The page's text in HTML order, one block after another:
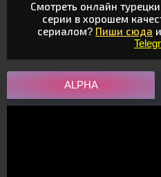
Смотреть онлайн
серии в хорошем
сериалом? Пиши сюда
ALPHA